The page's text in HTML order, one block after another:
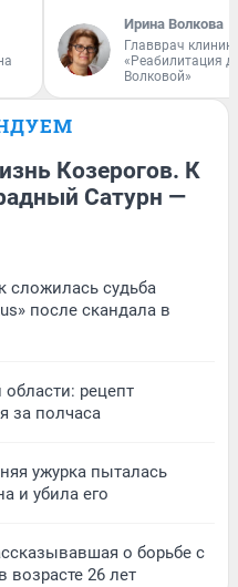
Ирина Волкова
Главврач
«Реабилитация
Волковой»
Козерогов. К
Сатурн —
сложилась судьба
после скандала в
рецепт
за полчаса
ужурка пыталась
и убила его
о борьбе с
возрасте 26 лет